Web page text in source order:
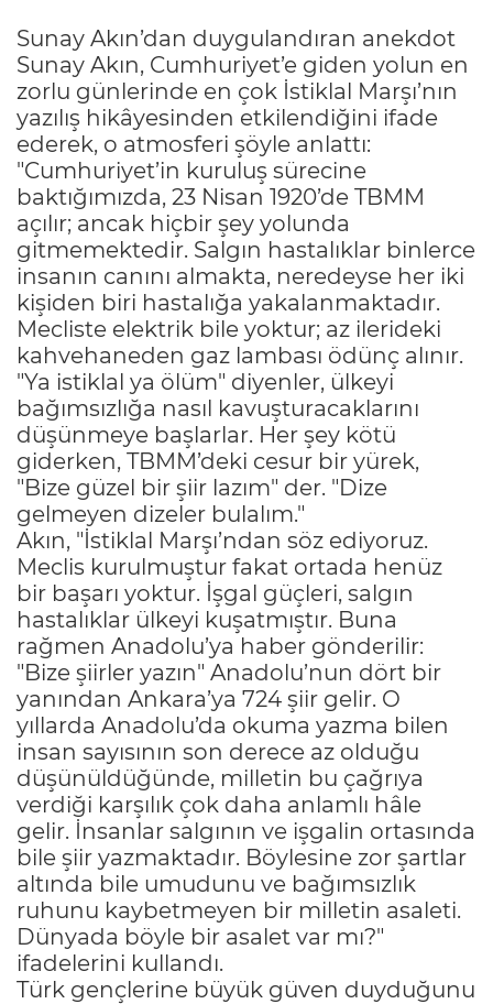
Sunay Akın’dan duygulandıran anekdot
Sunay Akın, Cumhuriyet’e giden yolun en
zorlu günlerinde en çok İstiklal Marşı’nın
yazılış hikâyesinden etkilendiğini ifade
ederek, o atmosferi şöyle anlattı:
"Cumhuriyet’in kuruluş sürecine
baktığımızda, 23 Nisan 1920’de TBMM
açılır; ancak hiçbir şey yolunda
gitmemektedir. Salgın hastalıklar binlerce
insanın canını almakta, neredeyse her iki
kişiden biri hastalığa yakalanmaktadır.
Mecliste elektrik bile yoktur; az ilerideki
kahvehaneden gaz lambası ödünç alınır.
"Ya istiklal ya ölüm" diyenler, ülkeyi
bağımsızlığa nasıl kavuşturacaklarını
düşünmeye başlarlar. Her şey kötü
giderken, TBMM’deki cesur bir yürek,
"Bize güzel bir şiir lazım" der. "Dize
gelmeyen dizeler bulalım."
Akın, "İstiklal Marşı’ndan söz ediyoruz.
Meclis kurulmuştur fakat ortada henüz
bir başarı yoktur. İşgal güçleri, salgın
hastalıklar ülkeyi kuşatmıştır. Buna
rağmen Anadolu’ya haber gönderilir:
"Bize şiirler yazın" Anadolu’nun dört bir
yanından Ankara’ya 724 şiir gelir. O
yıllarda Anadolu’da okuma yazma bilen
insan sayısının son derece az olduğu
düşünüldüğünde, milletin bu çağrıya
verdiği karşılık çok daha anlamlı hâle
gelir. İnsanlar salgının ve işgalin ortasında
bile şiir yazmaktadır. Böylesine zor şartlar
altında bile umudunu ve bağımsızlık
ruhunu kaybetmeyen bir milletin asaleti.
Dünyada böyle bir asalet var mı?"
ifadelerini kullandı.
Türk gençlerine büyük güven duyduğunu